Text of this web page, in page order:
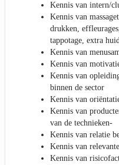
Kennis van intern/
Kennis van
drukken,
tappotage, extra
Kennis van
Kennis van
Kennis van
binnen de sector
Kennis van
Kennis van
van de technieken-
Kennis van relatie
Kennis van
Kennis van